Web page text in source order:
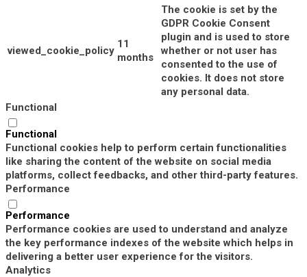
viewed_cookie_policy
11
months
The cookie is set by the
GDPR Cookie Consent
plugin and is used to store
whether or not user has
consented to the use of
cookies. It does not store
any personal data.
Functional
Functional
Functional cookies help to perform certain functionalities
like sharing the content of the website on social media
platforms, collect feedbacks, and other third-party features.
Performance
Performance
Performance cookies are used to understand and analyze
the key performance indexes of the website which helps in
delivering a better user experience for the visitors.
Analytics